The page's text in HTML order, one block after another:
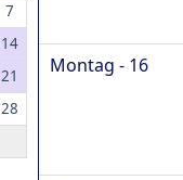
7
14
21
28
Montag - 16